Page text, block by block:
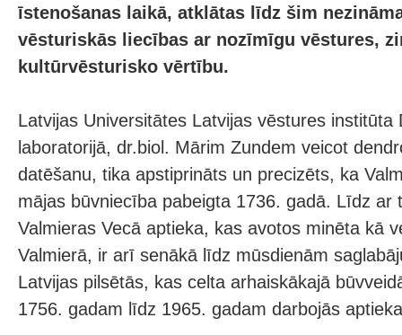
īstenošanas laikā, atklātas līdz šim
vēsturiskās liecības ar nozīmīgu vēstures,
kultūrvēsturisko vērtību.
Latvijas Universitātes Latvijas vēstures institūta
laboratorijā, dr.biol. Mārim Zundem veicot
datēšanu, tika apstiprināts un precizēts, ka
mājas būvniecība pabeigta 1736. gadā. Līdz ar
Valmieras Vecā aptieka, kas avotos minēta kā
Valmierā, ir arī senākā līdz mūsdienām
Latvijas pilsētās, kas celta arhaiskākajā
1756. gadam līdz 1965. gadam darbojās